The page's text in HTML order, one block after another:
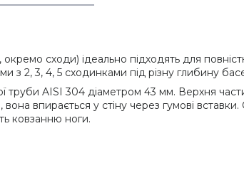
сходи) ідеально підходять для
з 2, 3, 4, 5 сходинками під різну глибину
труби AISI 304 діаметром 43 мм. Верхня
впирається у стіну через гумові
ковзанню ноги.